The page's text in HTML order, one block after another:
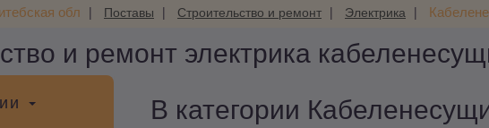
обл Поставы Строительство и ремонт Электрика
и ремонт электрика
В категории